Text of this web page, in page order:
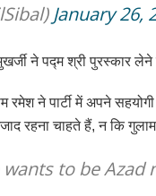
January 26,
ने पद्म श्री पुरस्कार लेने
ने पार्टी में अपने
रहना चाहते हैं, न कि
to be Azad